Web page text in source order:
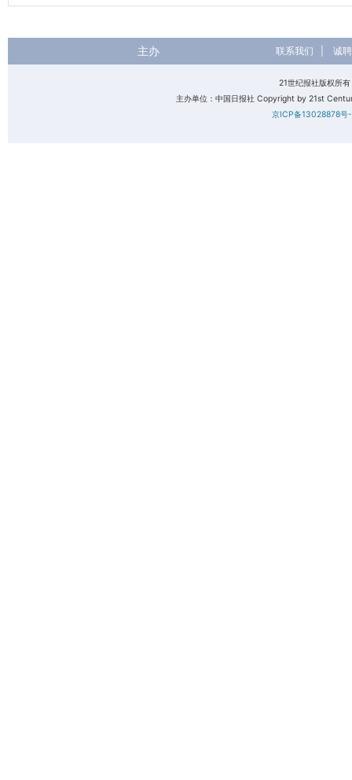
主办 联系我们 诚
21世纪报社版权所
主办单位：中国日报社 Copyright by 21st
京ICP备13028878号